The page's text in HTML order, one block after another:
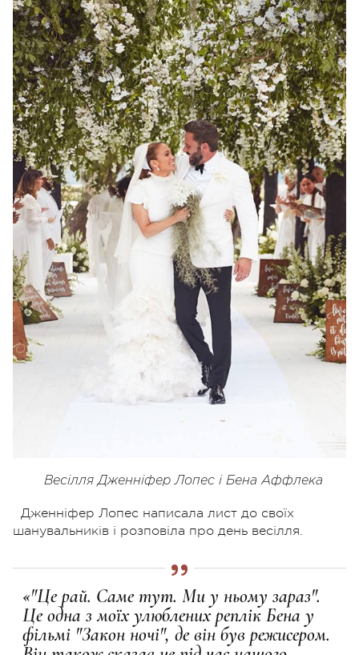
Весілля Дженніфер Лопес і Бена Аффлека
Дженніфер Лопес написала лист до своїх
шанувальників і розповіла про день весілля.
«"Це рай. Саме тут. Ми у ньому зараз".
Це одна з моїх улюблених реплік Бена у
фільмі "Закон ночі", де він був режисером.